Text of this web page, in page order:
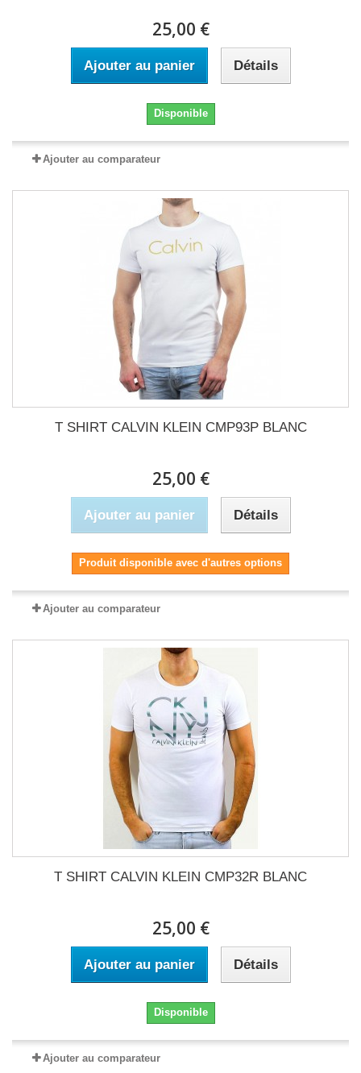
25,00 €
Ajouter au panier Détails
Disponible
Ajouter au comparateur
T SHIRT CALVIN KLEIN CMP93P BLANC
25,00 €
Ajouter au panier Détails
Produit disponible avec d'autres options
Ajouter au comparateur
T SHIRT CALVIN KLEIN CMP32R BLANC
25,00 €
Ajouter au panier Détails
Disponible
Ajouter au comparateur